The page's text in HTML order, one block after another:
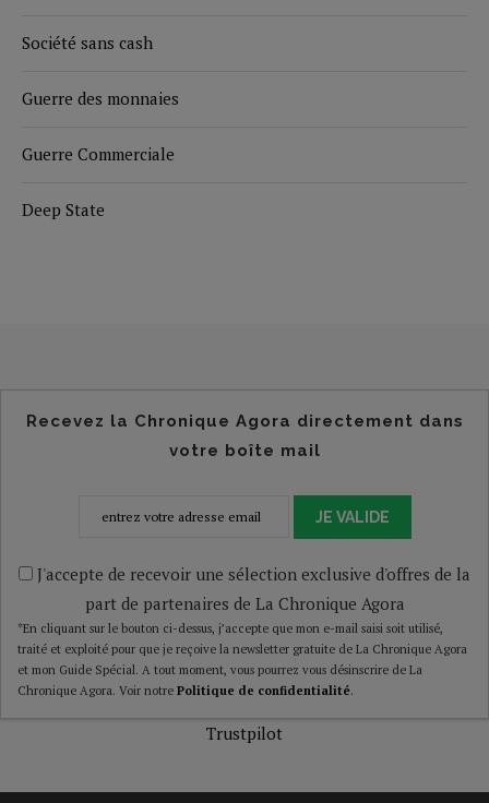
Société sans cash
Guerre des monnaies
Guerre Commerciale
Deep State
Recevez la Chronique Agora directement dans
votre boîte mail
JE VALIDE
J'accepte de recevoir une sélection exclusive d'offres de la
part de partenaires de La Chronique Agora
*En cliquant sur le bouton ci-dessus, j’accepte que mon e-mail saisi soit utilisé,
traité et exploité pour que je reçoive la newsletter gratuite de La Chronique Agora
et mon Guide Spécial. A tout moment, vous pourrez vous désinscrire de La
Chronique Agora. Voir notre Politique de confidentialité.
Trustpilot